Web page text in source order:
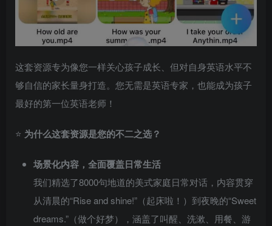
这套资源专为像您一样关心孩子成长、但对自身英语水平不
够自信的家长量身打造。您无需是英语专家，也能成为孩子
最好的第一位英语老师！
⭐ 为什么这套资源是您的不二之选？
场景化内容，全面覆盖日常生活
我们精选了8000句地道的美式家庭日常对话，内容贯穿
从清晨的“Rise and shine!”（起床啦！）到夜晚的“Sweet
dreams.”（做个好梦），涵盖了叫醒、洗漱、用餐、游